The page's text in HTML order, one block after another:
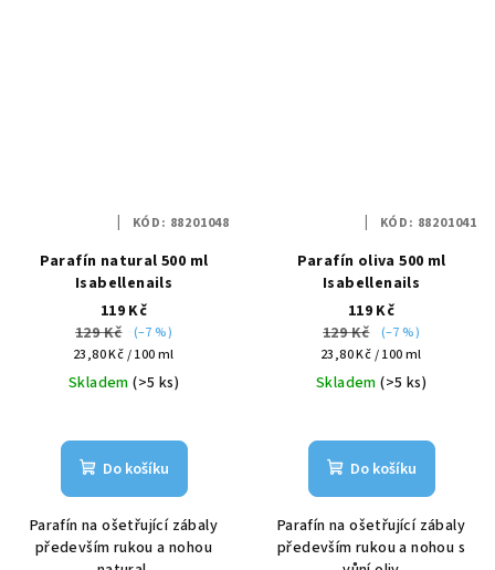
Parafín natural 500 ml
Isabellenails
119 Kč
129 Kč
(–7 %)
Měrná
cena:
23,80 Kč / 100 ml
Skladem(>5 ks)
Do košíku
Parafín na ošetřující zábaly
především rukou a nohou
KÓD: 88201048
Parafín oliva 500 ml
Isabellenails
119 Kč
129 Kč
(–7 %)
Měrná
cena:
23,80 Kč / 100 ml
Skladem(>5 ks)
Do košíku
Parafín na ošetřující zábaly
především rukou a nohou s
KÓD: 88201041